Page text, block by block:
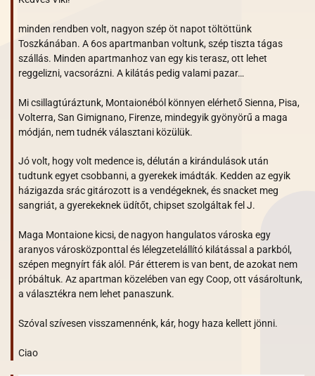
minden rendben volt, nagyon szép öt napot töltöttünk
Toszkánában. A 6os apartmanban voltunk, szép tiszta tágas
szállás. Minden apartmanhoz van egy kis terasz, ott lehet
reggelizni, vacsorázni. A kilátás pedig valami pazar…
Mi csillagtúráztunk, Montaionéból könnyen elérhető Sienna, Pisa,
Volterra, San Gimignano, Firenze, mindegyik gyönyörű a maga
módján, nem tudnék választani közülük.
Jó volt, hogy volt medence is, délután a kirándulások után
tudtunk egyet csobbanni, a gyerekek imádták. Kedden az egyik
házigazda srác gitározott is a vendégeknek, és snacket meg
sangriát, a gyerekeknek üdítőt, chipset szolgáltak fel J.
Maga Montaione kicsi, de nagyon hangulatos városka egy
aranyos városközponttal és lélegzetelállító kilátással a parkból,
szépen megnyírt fák alól. Pár étterem is van bent, de azokat nem
próbáltuk. Az apartman közelében van egy Coop, ott vásároltunk,
a választékra nem lehet panaszunk.
Szóval szívesen visszamennénk, kár, hogy haza kellett jönni.
Ciao